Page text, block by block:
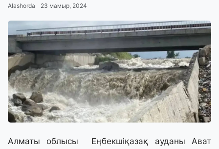
Alashorda 23 мамыр, 2024
Алматы облысы Еңбекшіқазақ ауданы Ават